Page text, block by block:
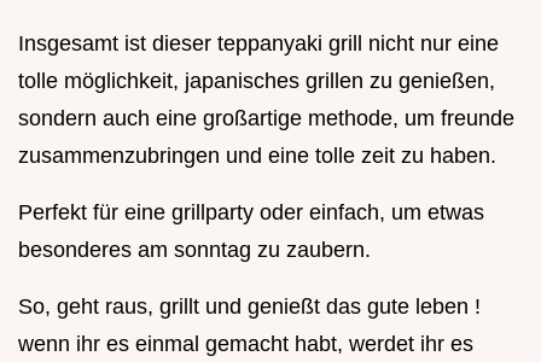
Insgesamt ist dieser teppanyaki grill nicht nur eine
tolle möglichkeit, japanisches grillen zu genießen,
sondern auch eine großartige methode, um freunde
zusammenzubringen und eine tolle zeit zu haben.
Perfekt für eine grillparty oder einfach, um etwas
besonderes am sonntag zu zaubern.
So, geht raus, grillt und genießt das gute leben !
wenn ihr es einmal gemacht habt, werdet ihr es